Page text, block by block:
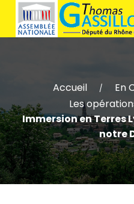
Accueil / En
Les
Immersion en Terres
notre